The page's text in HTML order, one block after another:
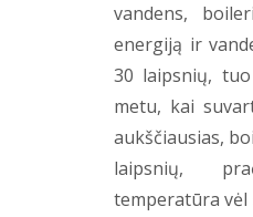
vandens,
energiją ir
30 laipsnių,
metu, kai
aukščiausias,
laipsnių,
temperatūra vėl